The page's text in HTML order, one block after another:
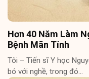
Hơn 40 Năm Làm
Bệnh Mãn Tính
Tôi – Tiến sĩ Y học
bó với nghề, trong đó…